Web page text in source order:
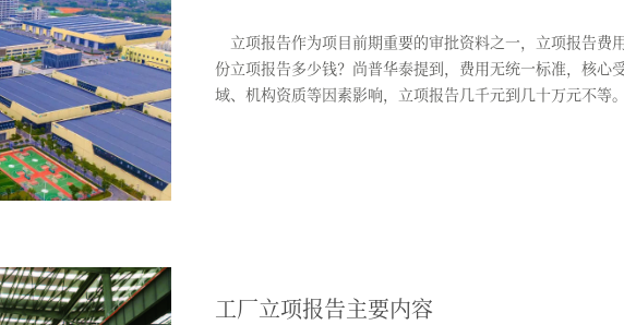
立项报告作为项目前期重要的审批资料之一，立项报告费
份立项报告多少钱？尚普华泰提到，费用无统一标准，核心
域、机构资质等因素影响，立项报告几千元到几十万元不
工厂立项报告主要内容